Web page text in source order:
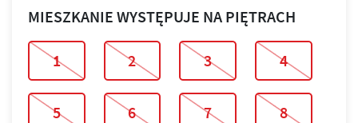
MIESZKANIE WYSTĘPUJE NA PIĘTRACH
1 2 3 4
5 6 7 8